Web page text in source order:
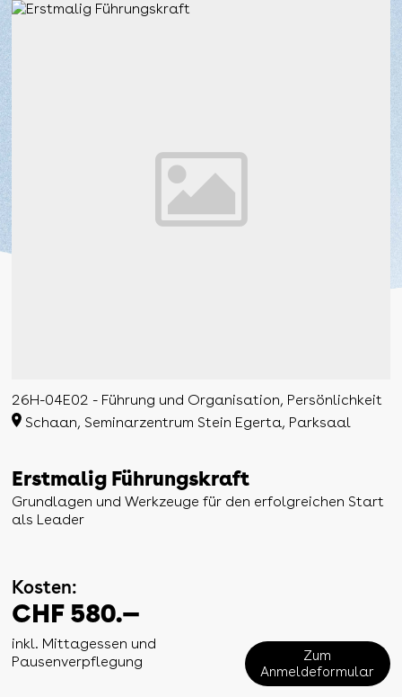
26H-04E02 - Führung und Organisation, Persönlichkeit
Schaan, Seminarzentrum Stein Egerta, Parksaal
Erstmalig Führungskraft
Grundlagen und Werkzeuge für den erfolgreichen Start
als Leader
Kosten:
CHF 580.—
inkl. Mittagessen und
Pausenverpflegung
Zum
Anmeldeformular